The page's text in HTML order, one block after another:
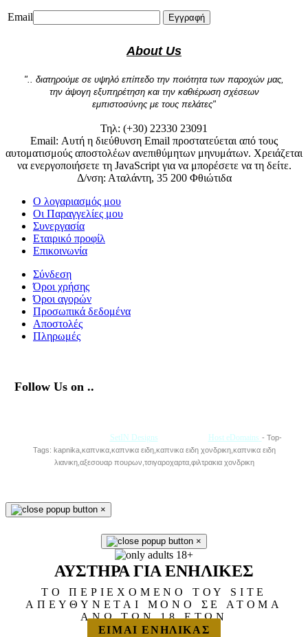
Email Εγγραφή
About Us
".. διατηρούμε σε υψηλό επίπεδο την ποιότητα των παροχών μας,
την άψογη εξυπηρέτηση και την καθιέρωση σχέσεων
εμπιστοσύνης με τους πελάτες"
Τηλ: (+30) 22330 23091
Email: Αυτή η διεύθυνση Email προστατεύεται από τους
αυτοματισμούς αποστολέων ανεπιθύμητων μηνυμάτων. Χρειάζεται
να ενεργοποιήσετε τη JavaScript για να μπορέσετε να τη δείτε.
Δ/νση: Αταλάντη, 35 200 Φθιώτιδα
Ο λογαριασμός μου
Οι Παραγγελίες μου
Συνεργασία
Εταιρικό προφίλ
Επικοινωνία
Σύνδεση
Όροι χρήσης
Όροι αγορών
Προσωπικά δεδομένα
Αποστολές
Πληρωμές
Follow Us on ..
SetIN Designs Host eDomains - Top-
Tags: kapnika,καπνικα,καπνικα ειδη,καπνικα ειδη χονδρικη,καπνικα ειδη
λιανικη,αξεσουαρ πουρων,τσιγαροχαρτα,φιλτρακια χονδρικη
×
×
ΑΥΣΤΗΡΑ ΓΙΑ ΕΝΗΛΙΚΕΣ
ΤΟ ΠΕΡΙΕΧΟΜΕΝΟ ΤΟΥ SITE
ΑΠΕΥΘΥΝΕΤΑΙ ΜΟΝΟ ΣΕ ΑΤΟΜΑ
ΑΝΩ ΤΩΝ 18 ΕΤΩΝ
ΕΙΜΑΙ ΕΝΗΛΙΚΑΣ